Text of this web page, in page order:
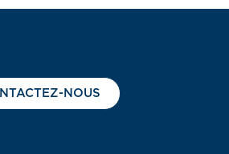
NOUS